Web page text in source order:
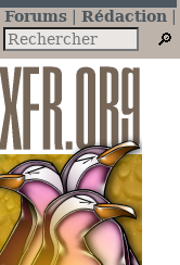
Forums
Rédaction